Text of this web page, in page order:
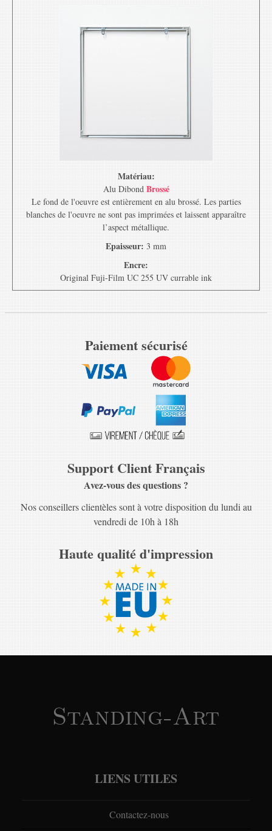
Matériau:
Alu Dibond Brossé
Le fond de l'oeuvre est entièrement en alu brossé. Les parties
blanches de l'oeuvre ne sont pas imprimées et laissent apparaître
l’aspect métallique.
Epaisseur: 3 mm
Encre:
Original Fuji-Film UC 255 UV currable ink
Paiement sécurisé
Support Client Français
Avez-vous des questions ?
Nos conseillers clientèles sont à votre disposition du lundi au
vendredi de 10h à 18h
Haute qualité d'impression
Standing-Art
LIENS UTILES
Contactez-nous